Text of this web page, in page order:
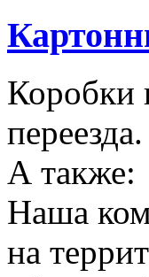
Коробки
переезда.
А также:
Наша
на